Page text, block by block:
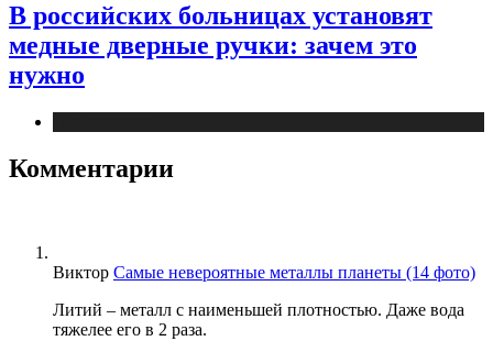
В российских больницах установят
медные дверные ручки: зачем это
нужно
Комментарии
Виктор Самые невероятные металлы планеты (14 фото)
Литий – металл с наименьшей плотностью. Даже вода
тяжелее его в 2 раза.